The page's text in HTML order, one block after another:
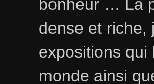
bonheur … La
dense et riche,
expositions
monde ainsi